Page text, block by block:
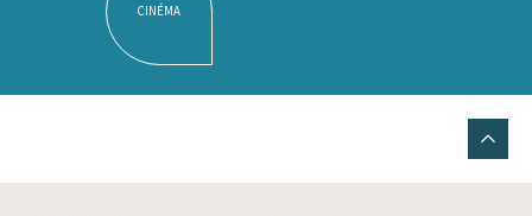
CINÉMA